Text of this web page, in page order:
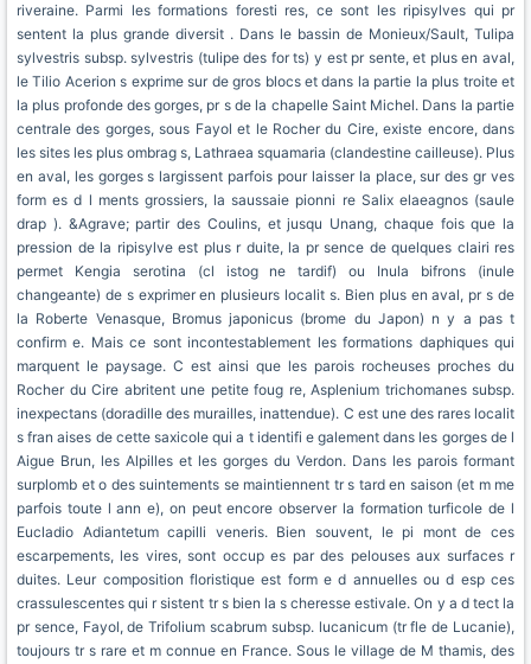
riveraine. Parmi les formations foresti res, ce sont les ripisylves qui pr
sentent la plus grande diversit . Dans le bassin de Monieux/Sault, Tulipa
sylvestris subsp. sylvestris (tulipe des for ts) y est pr sente, et plus en aval,
le Tilio Acerion s exprime sur de gros blocs et dans la partie la plus troite et
la plus profonde des gorges, pr s de la chapelle Saint Michel. Dans la partie
centrale des gorges, sous Fayol et le Rocher du Cire, existe encore, dans
les sites les plus ombrag s, Lathraea squamaria (clandestine cailleuse). Plus
en aval, les gorges s largissent parfois pour laisser la place, sur des gr ves
form es d l ments grossiers, la saussaie pionni re Salix elaeagnos (saule
drap ). &Agrave; partir des Coulins, et jusqu Unang, chaque fois que la
pression de la ripisylve est plus r duite, la pr sence de quelques clairi res
permet Kengia serotina (cl istog ne tardif) ou Inula bifrons (inule
changeante) de s exprimer en plusieurs localit s. Bien plus en aval, pr s de
la Roberte Venasque, Bromus japonicus (brome du Japon) n y a pas t
confirm e. Mais ce sont incontestablement les formations daphiques qui
marquent le paysage. C est ainsi que les parois rocheuses proches du
Rocher du Cire abritent une petite foug re, Asplenium trichomanes subsp.
inexpectans (doradille des murailles, inattendue). C est une des rares localit
s fran aises de cette saxicole qui a t identifi e galement dans les gorges de l
Aigue Brun, les Alpilles et les gorges du Verdon. Dans les parois formant
surplomb et o des suintements se maintiennent tr s tard en saison (et m me
parfois toute l ann e), on peut encore observer la formation turficole de l
Eucladio Adiantetum capilli veneris. Bien souvent, le pi mont de ces
escarpements, les vires, sont occup es par des pelouses aux surfaces r
duites. Leur composition floristique est form e d annuelles ou d esp ces
crassulescentes qui r sistent tr s bien la s cheresse estivale. On y a d tect la
pr sence, Fayol, de Trifolium scabrum subsp. lucanicum (tr fle de Lucanie),
toujours tr s rare et m connue en France. Sous le village de M thamis, des